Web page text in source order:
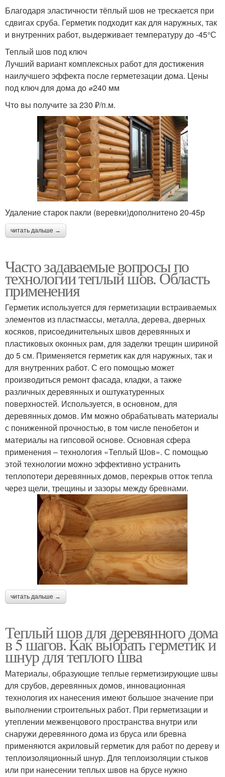
Благодаря эластичности тёплый шов не трескается при
сдвигах сруба. Герметик подходит как для наружных, так
и внутренних работ, выдерживает температуру до -45°С
Теплый шов под ключ
Лучший вариант комплексных работ для достижения
наилучшего эффекта после герметезации дома. Цены
под ключ для дома до ⌀240 мм
Что вы получите за 230 ₽/п.м.
Удаление старок пакли (веревки)дополнитено 20-45р
читать дальше →
Часто задаваемые вопросы по
технологии теплый шов. Область
применения
Герметик используется для герметизации встраиваемых
элементов из пластмассы, металла, дерева, дверных
косяков, присоединительных швов деревянных и
пластиковых оконных рам, для заделки трещин шириной
до 5 см. Применяется герметик как для наружных, так и
для внутренних работ. С его помощью может
производиться ремонт фасада, кладки, а также
различных деревянных и оштукатуренных
поверхностей. Используется, в основном, для
деревянных домов. Им можно обрабатывать материалы
с пониженной прочностью, в том числе пенобетон и
материалы на гипсовой основе. Основная сфера
применения – технология «Теплый Шов». С помощью
этой технологии можно эффективно устранить
теплопотери деревянных домов, перекрыв отток тепла
через щели, трещины и зазоры между бревнами.
читать дальше →
Теплый шов для деревянного дома
в 5 шагов. Как выбрать герметик и
шнур для теплого шва
Материалы, образующие теплые герметизирующие швы
для срубов, деревянных домов, инновационная
технология их нанесения имеют большое значение при
выполнении строительных работ. При герметизации и
утеплении межвенцового пространства внутри или
снаружи деревянного дома из бруса или бревна
применяются акриловый герметик для работ по дереву и
теплоизоляционный шнур. Для теплоизоляции стыков
или при нанесении теплых швов на брусе нужно